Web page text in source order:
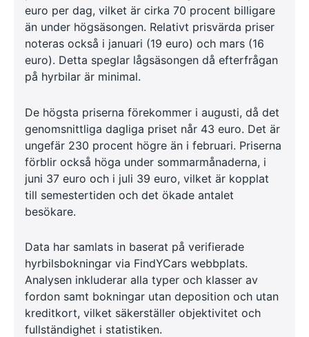
euro per dag, vilket är cirka 70 procent billigare
än under högsäsongen. Relativt prisvärda priser
noteras också i januari (19 euro) och mars (16
euro). Detta speglar lågsäsongen då efterfrågan
på hyrbilar är minimal.
De högsta priserna förekommer i augusti, då det
genomsnittliga dagliga priset når 43 euro. Det är
ungefär 230 procent högre än i februari. Priserna
förblir också höga under sommarmånaderna, i
juni 37 euro och i juli 39 euro, vilket är kopplat
till semestertiden och det ökade antalet
besökare.
Data har samlats in baserat på verifierade
hyrbilsbokningar via FindYCars webbplats.
Analysen inkluderar alla typer och klasser av
fordon samt bokningar utan deposition och utan
kreditkort, vilket säkerställer objektivitet och
fullständighet i statistiken.